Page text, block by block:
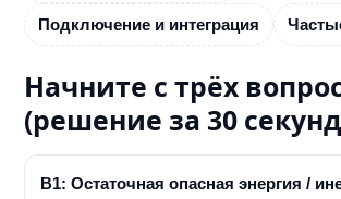
Подключение и интеграция
Начните с трёх
(решение за 30
В1: Остаточная опасная энергия /